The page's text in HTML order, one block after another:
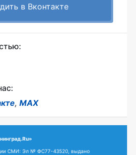
в Вконтакте
, MAX
СМИ: Эл № ФС77-43520, выдано